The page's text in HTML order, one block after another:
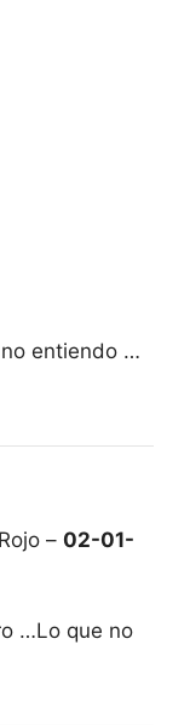
entiendo …
– 02-01-
…Lo que no